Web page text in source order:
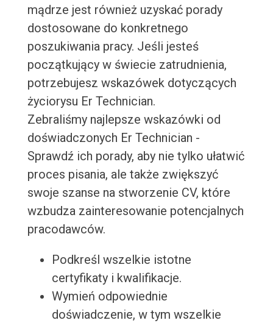
mądrze jest również uzyskać porady
dostosowane do konkretnego
poszukiwania pracy. Jeśli jesteś
początkujący w świecie zatrudnienia,
potrzebujesz wskazówek dotyczących
życiorysu Er Technician.
Zebraliśmy najlepsze wskazówki od
doświadczonych Er Technician -
Sprawdź ich porady, aby nie tylko ułatwić
proces pisania, ale także zwiększyć
swoje szanse na stworzenie CV, które
wzbudza zainteresowanie potencjalnych
pracodawców.
Podkreśl wszelkie istotne
certyfikaty i kwalifikacje.
Wymień odpowiednie
doświadczenie, w tym wszelkie